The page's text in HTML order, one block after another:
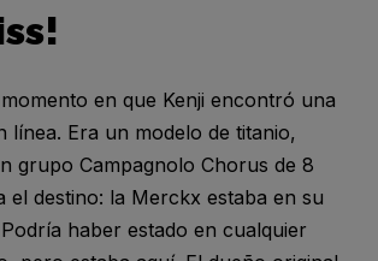
en que Kenji encontró una
línea. Era un modelo de titanio,
grupo Campagnolo Chorus de 8
el destino: la Merckx estaba en su
haber estado en cualquier